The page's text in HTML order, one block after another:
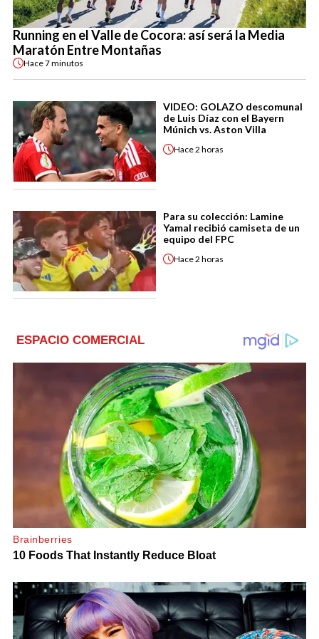
Running en el Valle de Cocora: así será la Media
Maratón Entre Montañas
Hace7 minutos
VIDEO: GOLAZO descomunal
de Luis Díaz con el Bayern
Múnich vs. Aston Villa
Hace2 horas
Para su colección: Lamine
Yamal recibió camiseta de un
equipo del FPC
Hace2 horas